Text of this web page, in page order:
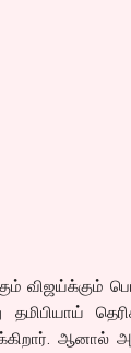
விஜய்க்கும்
ஆனால்